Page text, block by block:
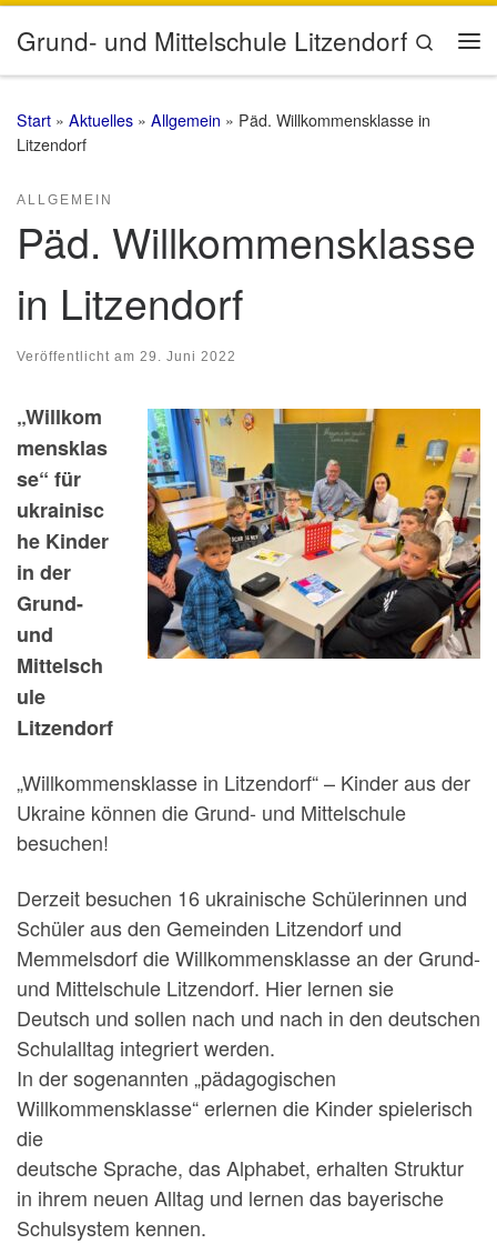
Zum Inhalt springen
Grund- und Mittelschule Litzendorf
Search
Start » Aktuelles » Allgemein » Päd. Willkommensklasse in
Litzendorf
ALLGEMEIN
Päd. Willkommensklasse
in Litzendorf
Veröffentlicht am 29. Juni 2022
„Willkom
mensklas
se“ für
ukrainisc
he Kinder
in der
Grund-
und
Mittelsch
ule
Litzendorf
„Willkommensklasse in Litzendorf“ – Kinder aus der
Ukraine können die Grund- und Mittelschule
besuchen!
Derzeit besuchen 16 ukrainische Schülerinnen und
Schüler aus den Gemeinden Litzendorf und
Memmelsdorf die Willkommensklasse an der Grund-
und Mittelschule Litzendorf. Hier lernen sie
Deutsch und sollen nach und nach in den deutschen
Schulalltag integriert werden.
In der sogenannten „pädagogischen
Willkommensklasse“ erlernen die Kinder spielerisch
die
deutsche Sprache, das Alphabet, erhalten Struktur
in ihrem neuen Alltag und lernen das bayerische
Schulsystem kennen.